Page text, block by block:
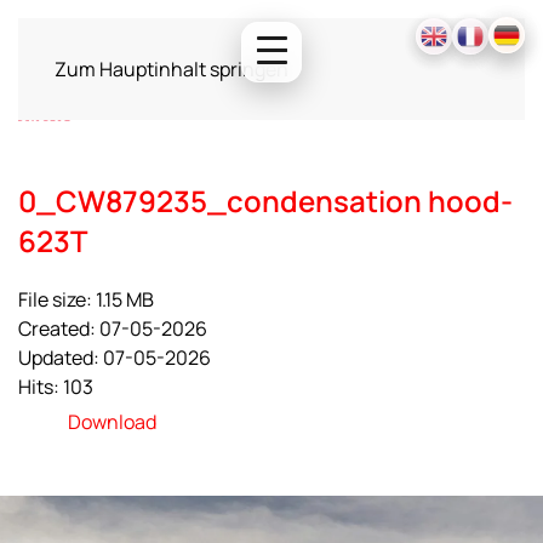
Zum Hauptinhalt springen
0_CW879235_condensation hood-
623T
File size: 1.15 MB
Created: 07-05-2026
Updated: 07-05-2026
Hits: 103
Download